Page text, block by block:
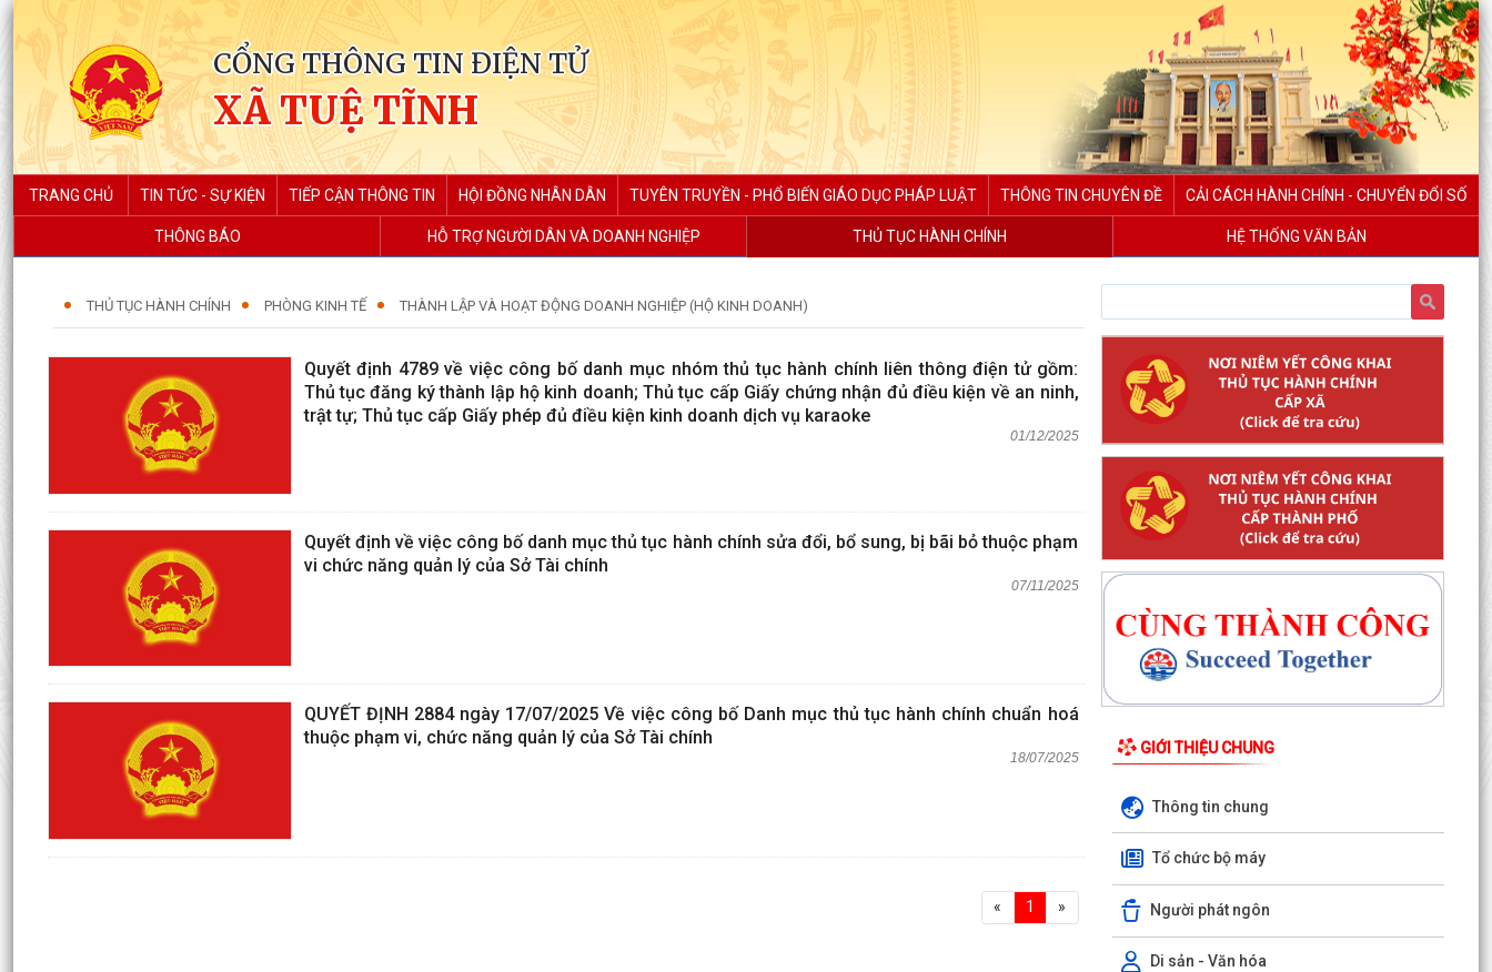
CỔNG THÔNG TIN ĐIỆN TỬ
XÃ TUỆ TĨNH
TRANG CHỦ TIN TỨC - SỰ KIỆN TIẾP CẬN THÔNG TIN HỘI ĐỒNG NHÂN DÂN TUYÊN TRUYỀN - PHỔ BIẾN GIÁO DỤC PHÁP LUẬT THÔNG TIN CHUYÊN ĐỀ CẢI CÁCH HÀNH CHÍNH - CHUYỂN ĐỔI SỐ
THÔNG BÁO HỖ TRỢ NGƯỜI DÂN VÀ DOANH NGHIỆP THỦ TỤC HÀNH CHÍNH HỆ THỐNG VĂN BẢN
THỦ TỤC HÀNH CHÍNH PHÒNG KINH TẾ THÀNH LẬP VÀ HOẠT ĐỘNG DOANH NGHIỆP (HỘ KINH DOANH)
Quyết định 4789 về việc công bố danh mục nhóm thủ tục hành chính liên thông điện tử gồm:
Thủ tục đăng ký thành lập hộ kinh doanh; Thủ tục cấp Giấy chứng nhận đủ điều kiện về an ninh,
trật tự; Thủ tục cấp Giấy phép đủ điều kiện kinh doanh dịch vụ karaoke
01/12/2025
Quyết định về việc công bố danh mục thủ tục hành chính sửa đổi, bổ sung, bị bãi bỏ thuộc phạm
vi chức năng quản lý của Sở Tài chính
07/11/2025
QUYẾT ĐỊNH 2884 ngày 17/07/2025 Về việc công bố Danh mục thủ tục hành chính chuẩn hoá
thuộc phạm vi, chức năng quản lý của Sở Tài chính
18/07/2025
« 1 »
GIỚI THIỆU CHUNG
Thông tin chung
Tổ chức bộ máy
Người phát ngôn
Di sản - Văn hóa